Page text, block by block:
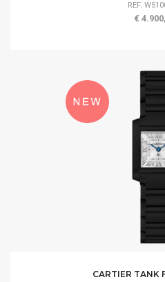
REF.
€
CARTIER TANK